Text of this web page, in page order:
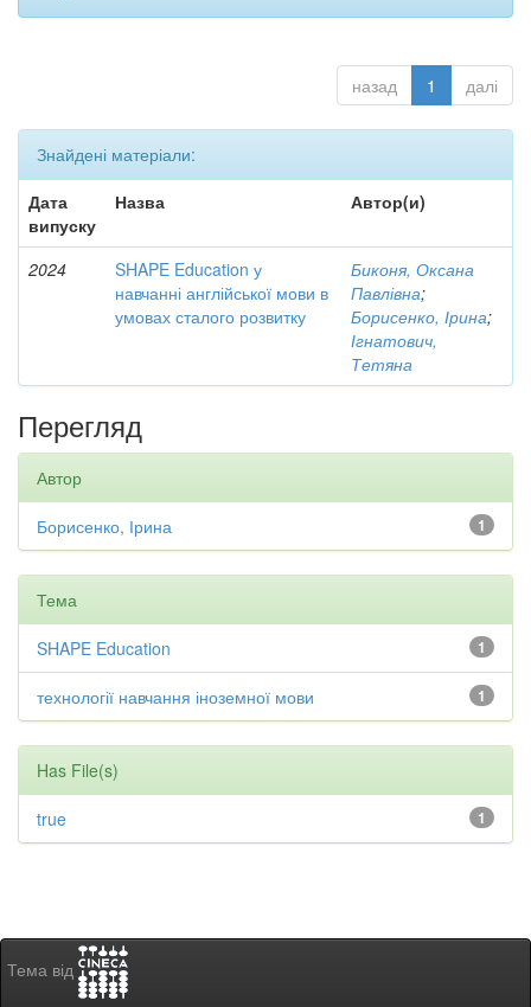
назад 1 далі
Знайдені матеріали:
Дата
випуску
Назва Автор(и)
2024
SHAPE Education у
навчанні англійської мови в
умовах сталого розвитку
Биконя, Оксана
Павлівна;
Борисенко, Ірина;
Ігнатович,
Тетяна
Перегляд
Автор
1
Борисенко, Ірина
Тема
1
SHAPE Education
1
технології навчання іноземної мови
Has File(s)
1
true
Тема від